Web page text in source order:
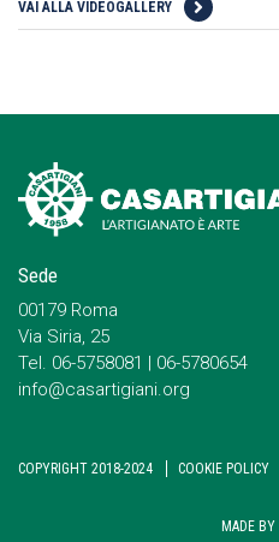
VAI ALLA VIDEOGALLERY
Sede
00179 Roma
Via Siria, 25
Tel. 06-5758081 | 06-5780654
info@casartigiani.org
COPYRIGHT 2018-2024 COOKIE POLICY
MADE BY